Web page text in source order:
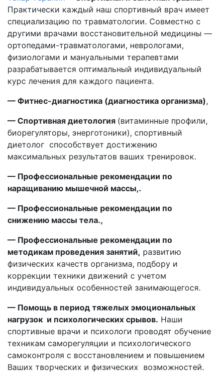
Практически каждый наш спортивный врач имеет
специализацию по травматологии. Совместно с
другими врачами восстановительной медицины —
ортопедами-травматологами, неврологами,
физиологами и мануальными терапевтами
разрабатывается оптимальный индивидуальный
курс лечения для каждого пациента.
— Фитнес-диагностика (диагностика организма),
— Спортивная диетология (витаминные профили,
биорегуляторы, энерготоники), спортивный
диетолог способствует достижению
максимальных результатов ваших тренировок.
— Профессиональные рекомендации по
наращиванию мышечной массы,.
— Профессиональные рекомендации по
снижению массы тела.,
— Профессиональные рекомендации по
методикам проведения занятий, развитию
физических качеств организма, подбору и
коррекции техники движений с учетом
индивидуальных особенностей занимающегося.
— Помощь в период тяжелых эмоциональных
нагрузок и психологических срывов. Наши
спортивные врачи и психологи проводят обучение
техникам саморегуляции и психологического
самоконтроля с восстановлением и повышением
Ваших творческих и физических возможностей.